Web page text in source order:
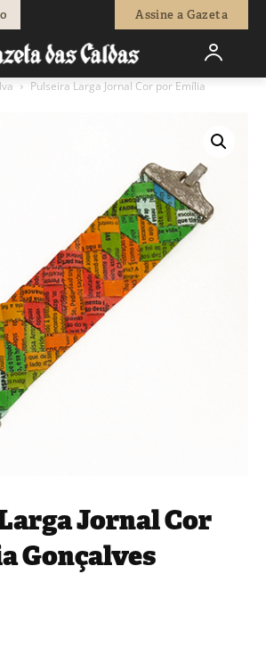
Assine a Gazeta
Pulseira Larga Jornal Cor por Emília
Jornal Cor
Gonçalves